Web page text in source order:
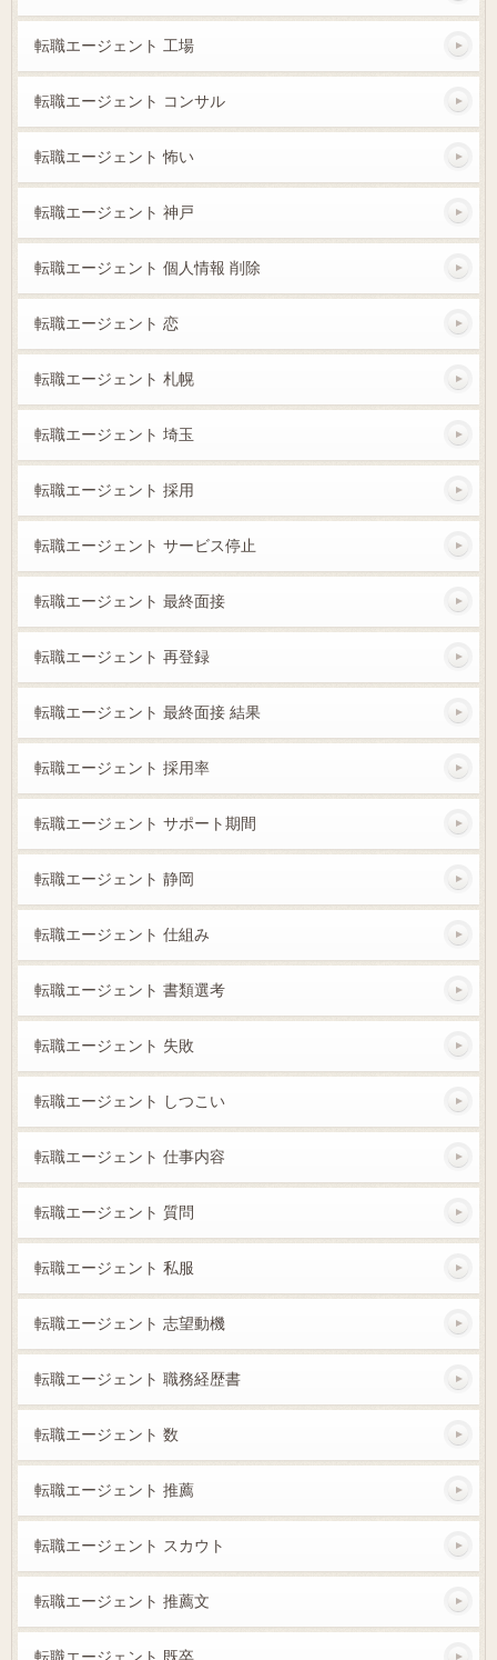
転職エージェント 工場
転職エージェント コンサル
転職エージェント 怖い
転職エージェント 神戸
転職エージェント 個人情報 削除
転職エージェント 恋
転職エージェント 札幌
転職エージェント 埼玉
転職エージェント 採用
転職エージェント サービス停止
転職エージェント 最終面接
転職エージェント 再登録
転職エージェント 最終面接 結果
転職エージェント 採用率
転職エージェント サポート期間
転職エージェント 静岡
転職エージェント 仕組み
転職エージェント 書類選考
転職エージェント 失敗
転職エージェント しつこい
転職エージェント 仕事内容
転職エージェント 質問
転職エージェント 私服
転職エージェント 志望動機
転職エージェント 職務経歴書
転職エージェント 数
転職エージェント 推薦
転職エージェント スカウト
転職エージェント 推薦文